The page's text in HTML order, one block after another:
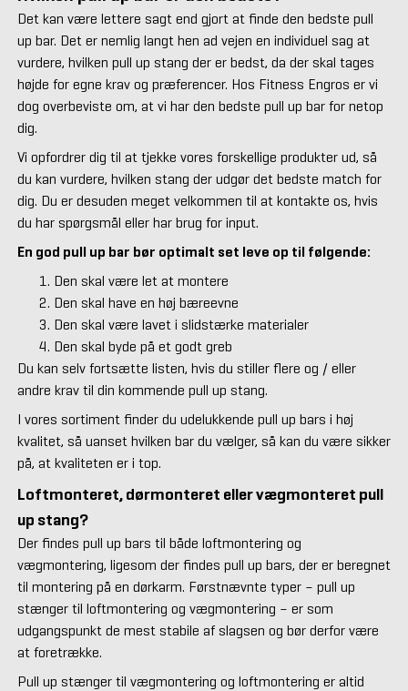
Det kan være lettere sagt end gjort at finde den bedste pull
up bar. Det er nemlig langt hen ad vejen en individuel sag at
vurdere, hvilken pull up stang der er bedst, da der skal tages
højde for egne krav og præferencer. Hos Fitness Engros er vi
dog overbeviste om, at vi har den bedste pull up bar for netop
dig.
Vi opfordrer dig til at tjekke vores forskellige produkter ud, så
du kan vurdere, hvilken stang der udgør det bedste match for
dig. Du er desuden meget velkommen til at kontakte os, hvis
du har spørgsmål eller har brug for input.
En god pull up bar bør optimalt set leve op til følgende:
Den skal være let at montere
Den skal have en høj bæreevne
Den skal være lavet i slidstærke materialer
Den skal byde på et godt greb
Du kan selv fortsætte listen, hvis du stiller flere og / eller
andre krav til din kommende pull up stang.
I vores sortiment finder du udelukkende pull up bars i høj
kvalitet, så uanset hvilken bar du vælger, så kan du være sikker
på, at kvaliteten er i top.
Loftmonteret, dørmonteret eller vægmonteret pull
up stang?
Der findes pull up bars til både loftmontering og
vægmontering, ligesom der findes pull up bars, der er beregnet
til montering på en dørkarm. Førstnævnte typer – pull up
stænger til loftmontering og vægmontering – er som
udgangspunkt de mest stabile af slagsen og bør derfor være
at foretrække.
Pull up stænger til vægmontering og loftmontering er altid